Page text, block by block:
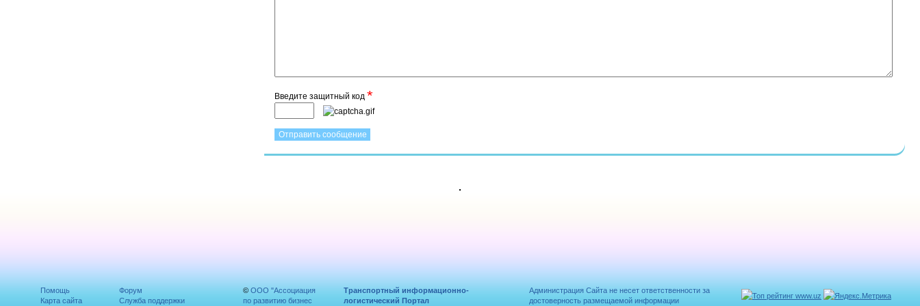
Введите защитный код *
Помощь
Карта сайта
Форум
Служба поддержки
© ООО "Ассоциация
по развитию бизнес
Транспортный информационно-
логистический Портал
Администрация Сайта не несет ответственности за
достоверность размещаемой информации